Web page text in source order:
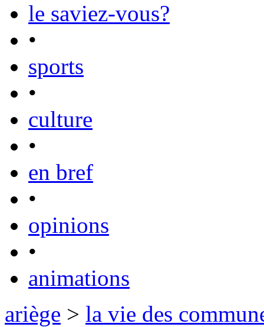
le saviez-vous?
•
sports
•
culture
•
en bref
•
opinions
•
animations
ariège > la vie des